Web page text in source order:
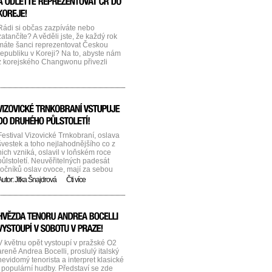
si občas zazpíváte nebo
A věděli jste, že každý rok
šanci reprezentovat Českou
v Koreji? Na to, abyste nám
korejského Changwonu přivezli
cit pro hudbu, trochu odvahy a
Přihlášky do českého [...]...
Vizovické Trnkobraní, oslava
a toho nejlahodnějšího co z
vzniká, oslavil v loňském roce
Neuvěřitelných padesát
oslav ovoce, mají za sebou
i návštěvníci, co ale
má trnka, každý to ví, že nápoj z
pravá slovácká slivovice… To jak
[...]...
Jitka Šnajdrová Čti více
květnu opět vystoupí v pražské O2
Andrea Bocelli, proslulý italský
tenorista a interpret klasické
populární hudby. Představí se zde